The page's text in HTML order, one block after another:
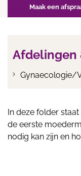
Maak een
Afdelingen
Gynaecologie/
In deze folder
de eerste
nodig kan zijn en